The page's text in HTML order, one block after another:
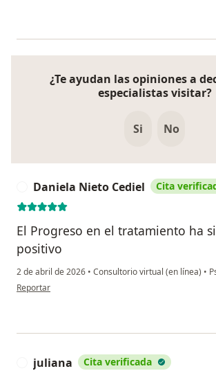
¿Te ayudan las opiniones a
especialistas visitar?
Si No
Daniela Nieto Cediel Cita
El Progreso en el tratamiento ha
positivo
2 de abril de 2026 • Consultorio virtual (en línea) •
en opinión del usuario Daniela Nieto Cediel
Reportar
juliana Cita verificada